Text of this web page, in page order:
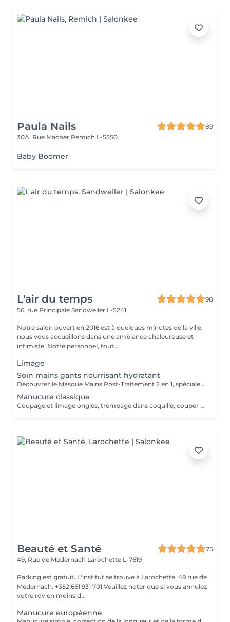
Paula Nails
89
30A, Rue Macher Remich L-5550
Baby Boomer
L'air du temps
98
56, rue Principale Sandweiler L-5241
Notre salon ouvert en 2016 est à quelques minutes de la ville,
nous vous accueillons dans une ambiance chaleureuse et
intimiste. Notre personnel, tout...
Limage
Soin mains gants nourrisant hydratant
Découvrez le Masque Mains Post-Traitement 2 en 1, spécialement conçu pour agir sur les signes visibles de l'âge : il agit à la fois sur les rides et les taches brunes, tout en hydratant en profondeur les ongles et cuticules. Ce masque combine un sérum régénérant et hydratant à des gants en cosméto-textile, offrant un confort optimal tout en favorisant l'absorption des actifs. La sensation de confort et d'hydratation est immédiate en les enfilant. Peut être appliqué lors d'un soin en cabine ou en onglerie.
Manucure classique
Coupage et limage ongles, trempage dans coquille, couper cuticule avec pince à envie, bloc ponce, sérum, crème. Si vernis prévoir plus de temps au salon en attente du séchage complet.
Beauté et Santé
75
49, Rue de Medernach Larochette L-7619
Parking est gratuit. L'institut se trouve à Larochette. 49 rue de
Medernach. +352 661 931 701 Veuillez noter que si vous annulez
votre rdv en moins d...
Manucure européenne